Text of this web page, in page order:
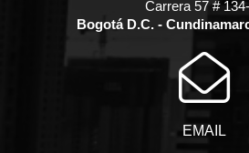
Carrera 57 #
Bogotá D.C. -
EMAIL